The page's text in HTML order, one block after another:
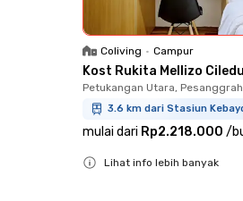
Coliving • Campur
Kost Rukita Mellizo
Petukangan Utara,
3.6 km dari Stasiun
mulai dari Rp2.218.000 /
Lihat info lebih banyak